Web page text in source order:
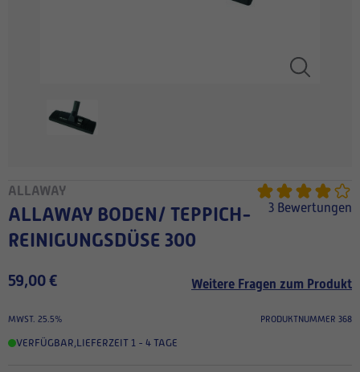
ALLAWAY
ALLAWAY BODEN/ TEPPICH-
REINIGUNGSDÜSE 300
3 Bewertungen
59,00 € Weitere Fragen zum Produkt
MWST. 25.5% PRODUKTNUMMER 368
VERFÜGBAR,LIEFERZEIT 1 - 4 TAGE